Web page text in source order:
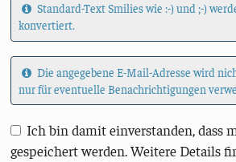
Standard-Text Smilies wie :-) und ;-)
konvertiert.
Die angegebene E-Mail-Adresse wird
nur für eventuelle Benachrichtigungen
Ich bin damit einverstanden, dass
gespeichert werden. Weitere Details